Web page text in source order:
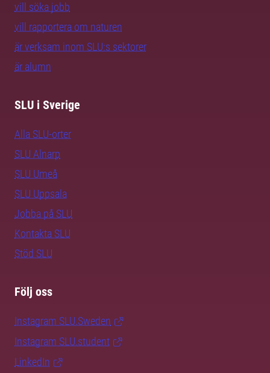
vill söka jobb
vill rapportera om naturen
är verksam inom SLU:s sektorer
är alumn
SLU i Sverige
Alla SLU-orter
SLU Alnarp
SLU Umeå
SLU Uppsala
Jobba på SLU
Kontakta SLU
Stöd SLU
Följ oss
Instagram SLU.Sweden
Instagram SLU.student
LinkedIn